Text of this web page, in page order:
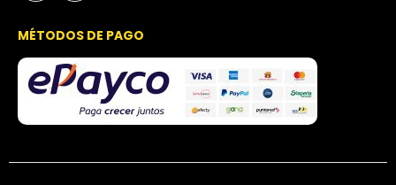
MÉTODOS DE PAGO